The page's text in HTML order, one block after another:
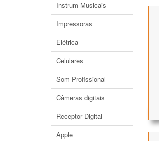
Instrum Musicais
Impressoras
Elétrica
Celulares
Som Profissional
Câmeras digitais
Receptor Digital
Apple